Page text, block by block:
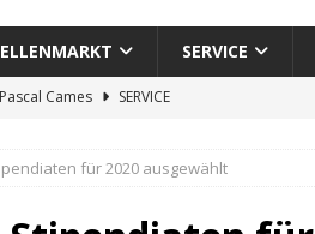
SERVICE
Cames
SERVICE
Dillweißenstein
für 2020 ausgewählt